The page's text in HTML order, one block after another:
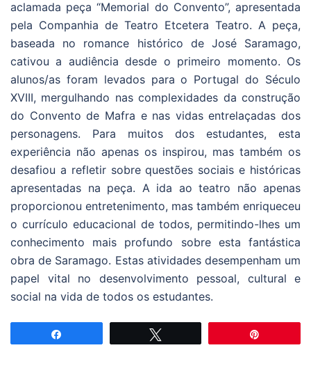
aclamada peça “Memorial do Convento”, apresentada
pela Companhia de Teatro Etcetera Teatro. A peça,
baseada no romance histórico de José Saramago,
cativou a audiência desde o primeiro momento. Os
alunos/as foram levados para o Portugal do Século
XVIII, mergulhando nas complexidades da construção
do Convento de Mafra e nas vidas entrelaçadas dos
personagens. Para muitos dos estudantes, esta
experiência não apenas os inspirou, mas também os
desafiou a refletir sobre questões sociais e históricas
apresentadas na peça. A ida ao teatro não apenas
proporcionou entretenimento, mas também enriqueceu
o currículo educacional de todos, permitindo-lhes um
conhecimento mais profundo sobre esta fantástica
obra de Saramago. Estas atividades desempenham um
papel vital no desenvolvimento pessoal, cultural e
social na vida de todos os estudantes.